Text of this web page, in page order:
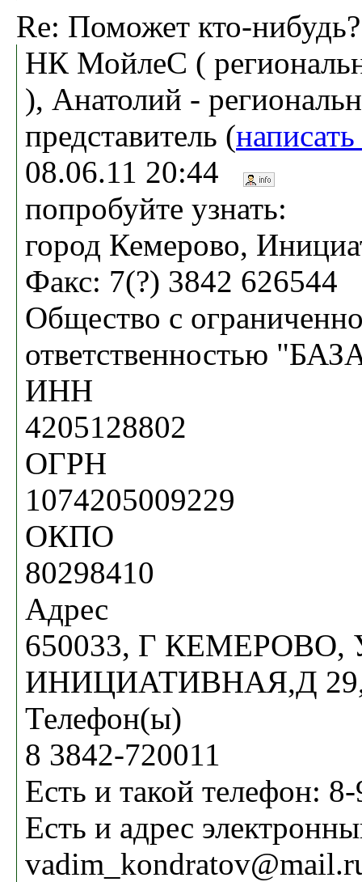
Re: Поможет кто-нибудь?
НК МойлеС (
), Анатолий -
представитель (
08.06.11 20:44
попробуйте узнать:
город Кемерово,
Факс: 7(?) 3842 626544
Общество с
ответственностью
ИНН
4205128802
ОГРН
1074205009229
ОКПО
80298410
Адрес
650033, Г КЕМЕРОВО,
ИНИЦИАТИВНАЯ,Д
Телефон(ы)
8 3842-720011
Есть и такой телефон:
Есть и адрес